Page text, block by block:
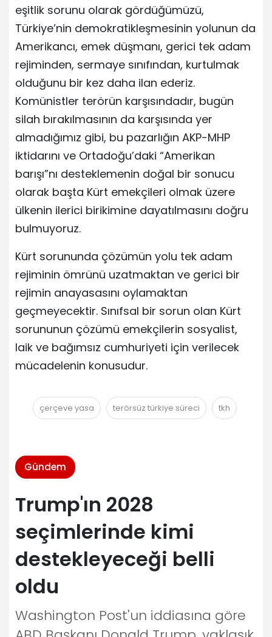
eşitlik sorunu olarak gördüğümüzü,
Türkiye’nin demokratikleşmesinin yolunun da
Amerikancı, emek düşmanı, gerici tek adam
rejiminden, sermaye sınıfından, kurtulmak
olduğunu bir kez daha ilan ederiz.
Komünistler terörün karşısındadır, bugün
silah bırakılmasının da karşısında yer
almadığımız gibi, bu pazarlığın AKP-MHP
iktidarını ve Ortadoğu’daki “Amerikan
barışı”nı desteklemenin doğal bir sonucu
olarak başta Kürt emekçileri olmak üzere
ülkenin ilerici birikimine dayatılmasını doğru
bulmuyoruz.
Kürt sorununda çözümün yolu tek adam
rejiminin ömrünü uzatmaktan ve gerici bir
rejimin anayasasını oylamaktan
geçmeyecektir. Sınıfsal bir sorun olan Kürt
sorununun çözümü emekçilerin sosyalist,
laik ve bağımsız cumhuriyeti için verilecek
mücadelenin konusudur.
çerçeve yasa terörsüz türkiye süreci tkh
Gündem
Trump'ın 2028
seçimlerinde kimi
destekleyeceği belli
oldu
Washington Post'un iddiasına göre